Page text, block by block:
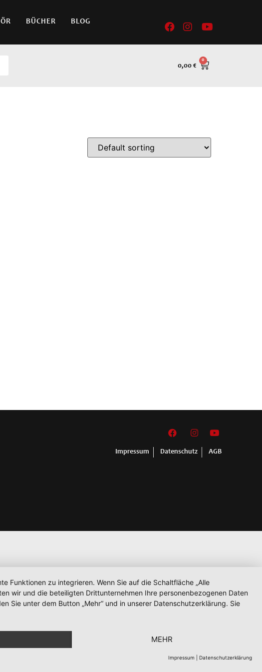
BÜCHER
BLOG
0,00€
Impressum Datenschutz AGB
Funktionen zu integrieren. Wenn Sie auf die Schaltfläche „Alle
wir und die beteiligten Drittunternehmen Ihre personenbezogenen Daten
Sie unter dem Button „Mehr“ und in unserer Datenschutzerklärung. Sie
MEHR
Impressum Datenschutzerklärung